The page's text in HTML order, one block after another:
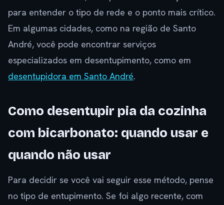
para entender o tipo de rede e o ponto mais crítico.
Em algumas cidades, como na região de Santo
André, você pode encontrar serviços
especializados em desentupimento, como em
desentupidora em Santo André.
Como desentupir pia da cozinha
com bicarbonato: quando usar e
quando não usar
Para decidir se você vai seguir esse método, pense
no tipo de entupimento. Se foi algo recente, com